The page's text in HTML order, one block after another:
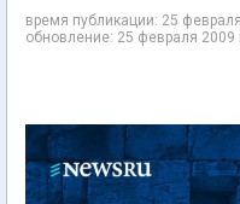
время публикации: 25
обновление: 25 февраля 2009